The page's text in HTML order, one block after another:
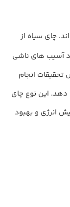
چای سیاه از
آسیب های ناشی
تحقیقات انجام
کاهش می دهد. این نوع چای
انرژی و بهبود